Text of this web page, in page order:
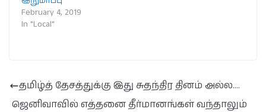
February 4, 2019
In "Local"
தமிழ்த் தேசத்துக்கு இது சுதந்திர தினம் அல்ல….
ஜெனிவாவில் எத்தனை தீர்மானங்கள் வந்தாலும்